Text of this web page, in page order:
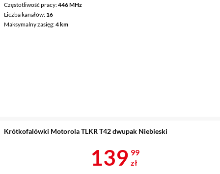
Częstotliwość pracy 446 MHz
Liczba kanałów 16
Maksymalny zasięg 4 km
Krótkofalówki Motorola TLKR T42 dwupak Niebieski
Cena 139,99
139 99
zł